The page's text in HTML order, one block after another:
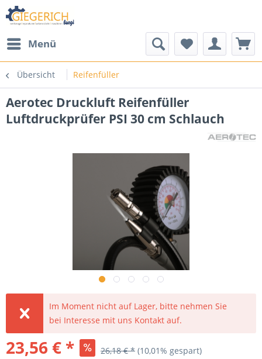
Menü
Übersicht Reifenfüller
Aerotec Druckluft Reifenfüller
Luftdruckprüfer PSI 30 cm Schlauch
Im Moment nicht auf Lager, bitte nehmen Sie
bei Interesse mit uns Kontakt auf.
23,56 € * 26,18 € * (10,01% gespart)